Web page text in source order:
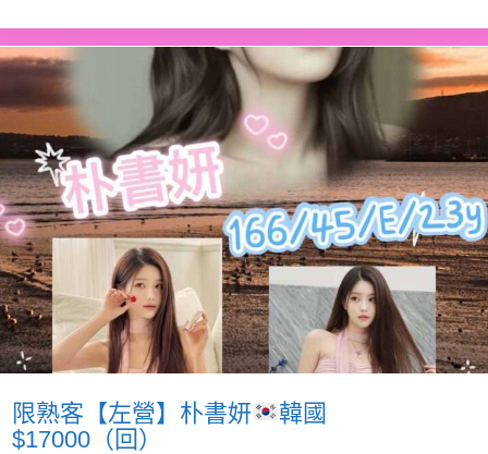
限熟客【左營】朴書妍
韓國
$17000（回）